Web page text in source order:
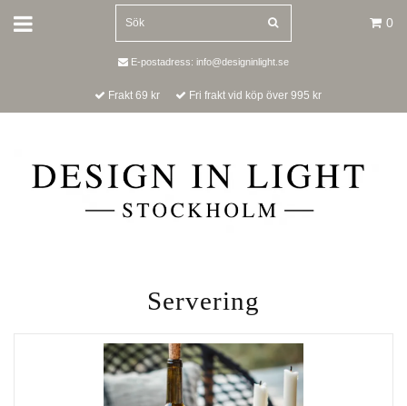
0
E-postadress: info@designinlight.se
Frakt 69 kr Fri frakt vid köp över 995 kr
Servering